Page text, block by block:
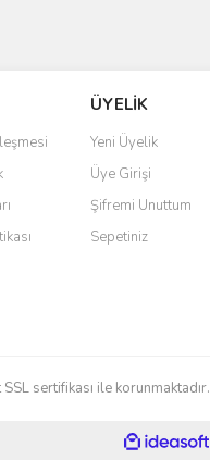
ÜYELİK
Yeni Üyelik
Üye Girişi
Şifremi Unuttum
Sepetiniz
sertifikası ile korunmaktadır.